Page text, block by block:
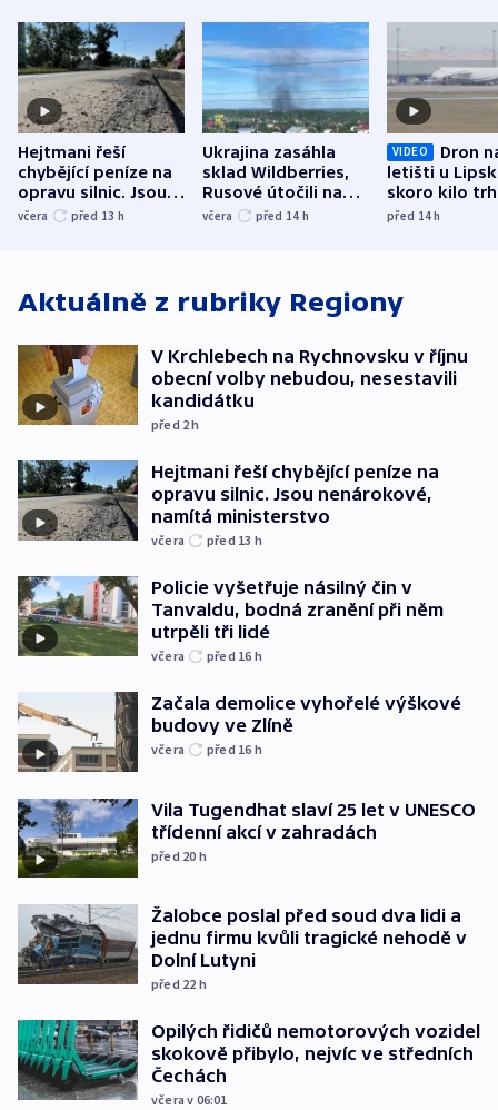
Hejtmani řeší
chybějící peníze na
opravu silnic. Jsou
nenárokové, namítá
včera před 13 h
Ukrajina zasáhla
sklad Wildberries,
Rusové útočili na
trh, hasiče či
včera před 14 h
VIDEO
Dron
letišti u
skoro kilo
indicie
před 14h
Aktuálně z rubriky Regiony
V Krchlebech na Rychnovsku v říjnu
obecní volby nebudou, nesestavili
kandidátku
před 2h
Hejtmani řeší chybějící peníze na
opravu silnic. Jsou nenárokové,
namítá ministerstvo
včera před 13 h
Policie vyšetřuje násilný čin v
Tanvaldu, bodná zranění při něm
utrpěli tři lidé
včera před 16 h
Začala demolice vyhořelé výškové
budovy ve Zlíně
včera před 16 h
Vila Tugendhat slaví 25 let v UNESCO
třídenní akcí v zahradách
před 20 h
Žalobce poslal před soud dva lidi a
jednu firmu kvůli tragické nehodě v
Dolní Lutyni
před 22 h
Opilých řidičů nemotorových vozidel
skokově přibylo, nejvíc ve středních
Čechách
včera v 06:01